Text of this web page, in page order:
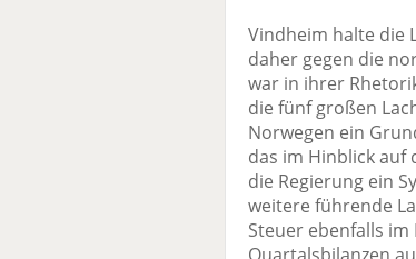
Vindheim halte die
daher gegen die
war in ihrer
die fünf großen
Norwegen ein
das im Hinblick auf
die Regierung ein
weitere führende
Steuer ebenfalls